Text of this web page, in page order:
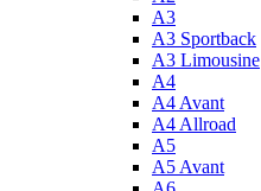
A3
A3 Sportback
A3 Limousine
A4
A4 Avant
A4 Allroad
A5
A5 Avant